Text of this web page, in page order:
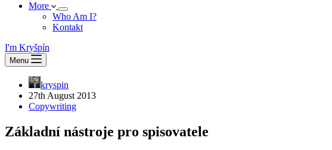
More
Who Am I?
Kontakt
I'm Kryšpín
Menu
kryspin
27th August 2013
Copywriting
Základní nástroje pro spisovatele